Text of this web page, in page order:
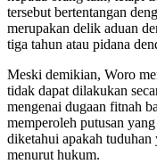
tersebut bertentangan
merupakan delik aduan
tiga tahun atau pidana
Meski demikian, Woro
tidak dapat dilakukan
mengenai dugaan fitnah
memperoleh putusan
diketahui apakah tuduhan
menurut hukum.